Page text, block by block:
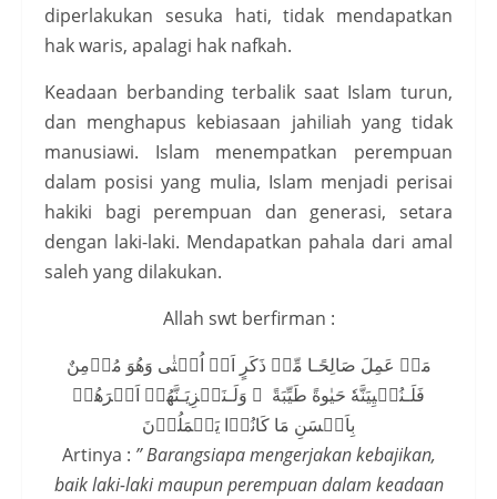
diperlakukan sesuka hati, tidak mendapatkan
hak waris, apalagi hak nafkah.
Keadaan berbanding terbalik saat Islam turun,
dan menghapus kebiasaan jahiliah yang tidak
manusiawi. Islam menempatkan perempuan
dalam posisi yang mulia, Islam menjadi perisai
hakiki bagi perempuan dan generasi, setara
dengan laki-laki. Mendapatkan pahala dari amal
saleh yang dilakukan.
Allah swt berfirman :
مَنۡ عَمِلَ صَالِحًـا مِّنۡ ذَكَرٍ اَوۡ اُنۡثٰى وَهُوَ مُؤۡمِنٌ
فَلَـنُحۡيِيَنَّهٗ حَيٰوةً طَيِّبَةً‌ ۚ وَلَـنَجۡزِيَـنَّهُمۡ اَجۡرَهُمۡ
بِاَحۡسَنِ مَا كَانُوۡا يَعۡمَلُوۡنَ‏
Artinya : ” Barangsiapa mengerjakan kebajikan,
baik laki-laki maupun perempuan dalam keadaan